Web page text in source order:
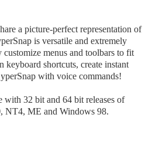
a picture-perfect representation of
is versatile and extremely
menus and toolbars to fit
keyboard shortcuts, create instant
with voice commands!
with 32 bit and 64 bit releases of
NT4, ME and Windows 98.